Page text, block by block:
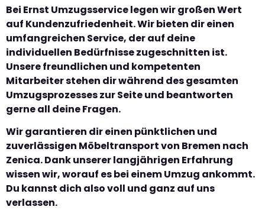
Bei Ernst Umzugsservice legen wir großen Wert
auf Kundenzufriedenheit. Wir bieten dir einen
umfangreichen Service, der auf deine
individuellen Bedürfnisse zugeschnitten ist.
Unsere freundlichen und kompetenten
Mitarbeiter stehen dir während des gesamten
Umzugsprozesses zur Seite und beantworten
gerne all deine Fragen.
Wir garantieren dir einen pünktlichen und
zuverlässigen Möbeltransport von Bremen nach
Zenica. Dank unserer langjährigen Erfahrung
wissen wir, worauf es bei einem Umzug ankommt.
Du kannst dich also voll und ganz auf uns
verlassen.